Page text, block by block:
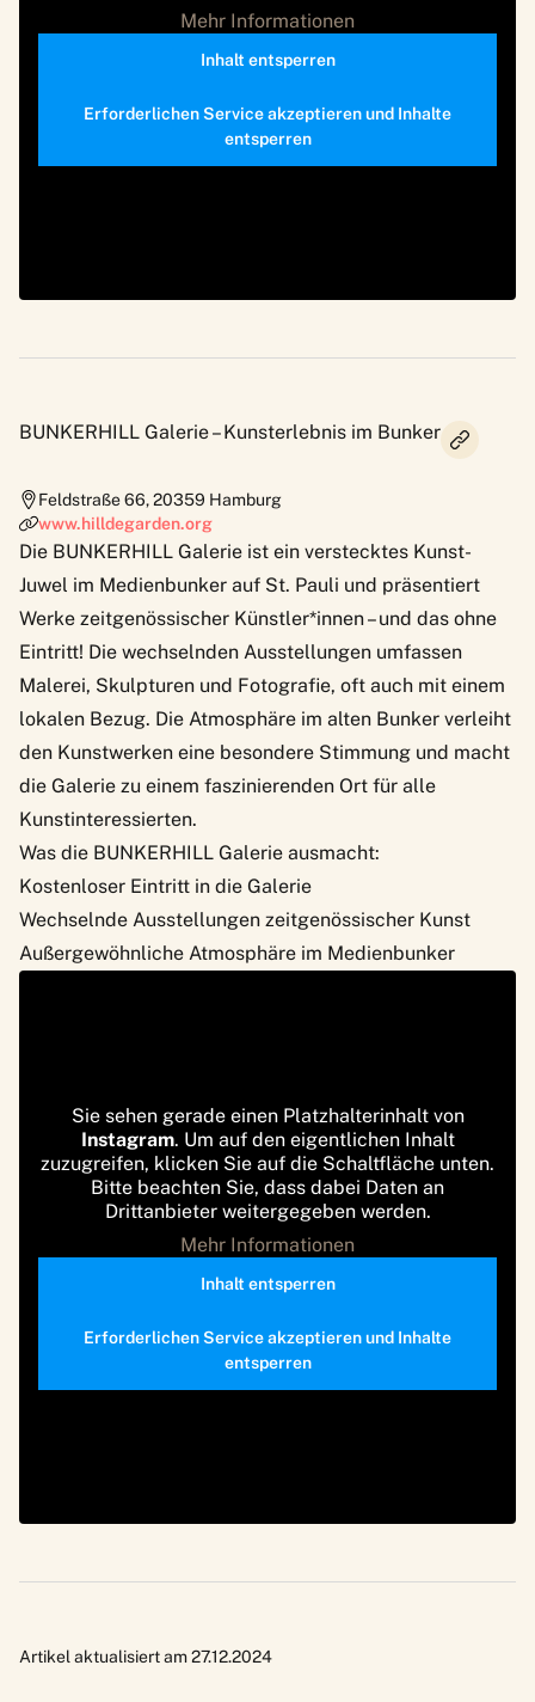
Mehr Informationen
Inhalt entsperren
Erforderlichen Service akzeptieren und Inhalte
entsperren
BUNKERHILL Galerie – Kunsterlebnis im Bunker
Feldstraße 66,20359 Hamburg
www.hilldegarden.org
Die BUNKERHILL Galerie ist ein verstecktes Kunst-
Juwel im Medienbunker auf St. Pauli und präsentiert
Werke zeitgenössischer Künstler*innen – und das ohne
Eintritt! Die wechselnden Ausstellungen umfassen
Malerei, Skulpturen und Fotografie, oft auch mit einem
lokalen Bezug. Die Atmosphäre im alten Bunker verleiht
den Kunstwerken eine besondere Stimmung und macht
die Galerie zu einem faszinierenden Ort für alle
Kunstinteressierten.
Was die BUNKERHILL Galerie ausmacht:
Kostenloser Eintritt in die Galerie
Wechselnde Ausstellungen zeitgenössischer Kunst
Außergewöhnliche Atmosphäre im Medienbunker
Sie sehen gerade einen Platzhalterinhalt von
Instagram. Um auf den eigentlichen Inhalt
zuzugreifen, klicken Sie auf die Schaltfläche unten.
Bitte beachten Sie, dass dabei Daten an
Drittanbieter weitergegeben werden.
Mehr Informationen
Inhalt entsperren
Erforderlichen Service akzeptieren und Inhalte
entsperren
Artikel aktualisiert am 27.12.2024